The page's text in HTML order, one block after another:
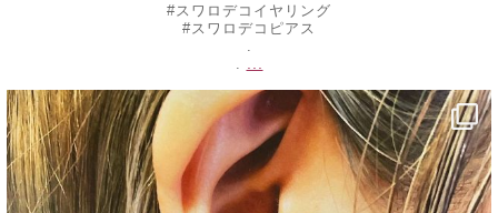
#スワロデコイヤリング
#スワロデコピアス
decojewelrymahalo
8月 23